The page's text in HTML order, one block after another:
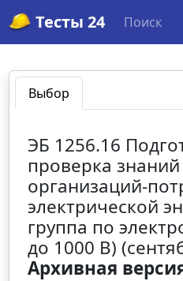
Тесты 24 Поиск
Выбор
ЭБ 1256.16
проверка
организаций-
электрической
группа по
до 1000 В)
Архивная